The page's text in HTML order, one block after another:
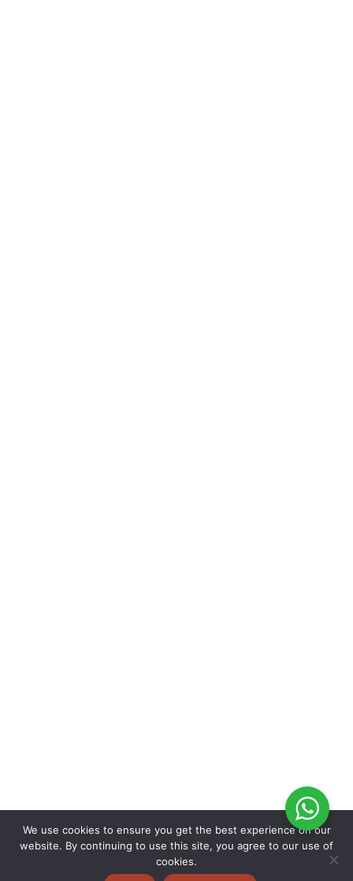
We use cookies to ensure you get the best experience on our
website. By continuing to use this site, you agree to our use of
cookies.